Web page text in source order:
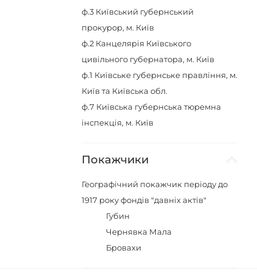
ф.3 Київський губернський
прокурор, м. Київ
ф.2 Канцелярія Київського
цивільного губернатора, м. Київ
ф.1 Київське губернське правління, м.
Київ та Київська обл.
ф.7 Київська губернська тюремна
інспекція, м. Київ
Покажчики
Географічний покажчик періоду до
1917 року фондів "давніх актів"
Губин
Чернявка Мала
Бровахи